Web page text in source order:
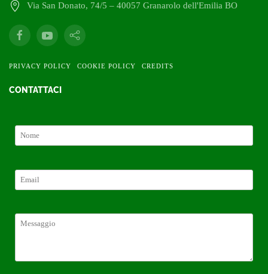
Via San Donato, 74/5 – 40057 Granarolo dell'Emilia BO
PRIVACY POLICY COOKIE POLICY CREDITS
CONTATTACI